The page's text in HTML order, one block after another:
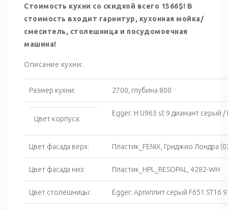
Стоимость кухни со скидкой всего 1566$! В
стоимость входит гарнитур, кухонная мойка/
смеситель, столешница и посудомоечная
машина!
Описание кухни:
Размер кухни: 2700, глубина 800
Цвет корпуса:
Egger: H U963 st 9 диамант серый
Цвет фасада верх: Пластик_FENIX, Гриджио Лондра
Цвет фасада низ: Пластик_HPL_RESOPAL, 4282-WH
Цвет столешницы: Egger: Аргиллит серый F651 ST16